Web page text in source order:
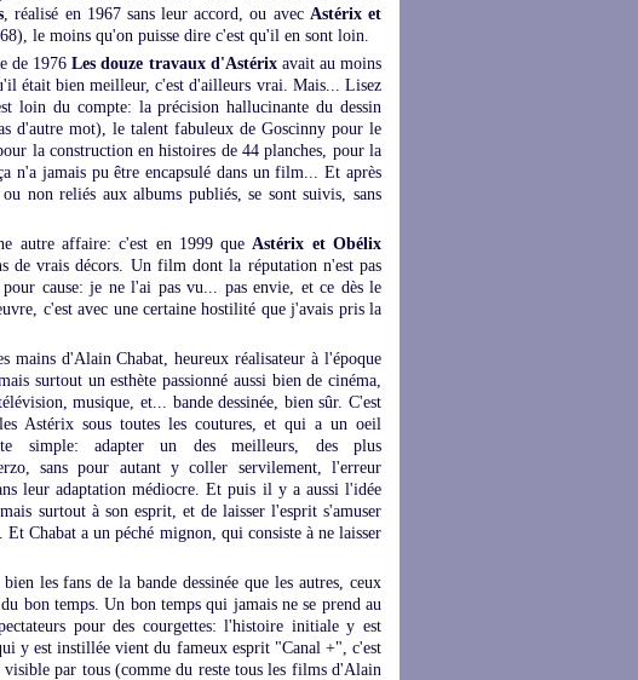
, réalisé en 1967 sans leur accord, ou avec Astérix et
le moins qu'on puisse dire c'est qu'il en sont loin.
de 1976Les douze travaux d'Astérixavait au moins
était bien meilleur, c'est d'ailleurs vrai. Mais... Lisez
loin du compte: la précision hallucinante du dessin
d'autre mot), le talent fabuleux de Goscinny pour le
la construction en histoires de 44 planches, pour la
n'a jamais pu être encapsulé dans un film... Et après
non reliés aux albums publiés, se sont suivis, sans
autre affaire: c'est en 1999 queAstérix et Obélix
de vrais décors. Un film dont la réputation n'est pas
cause: je ne l'ai pas vu... pas envie, et ce dès le
c'est avec une certaine hostilité que j'avais pris la
mains d'Alain Chabat, heureux réalisateur à l'époque
surtout un esthète passionné aussi bien de cinéma,
musique, et... bande dessinée, bien sûr. C'est
Astérix sous toutes les coutures, et qui a un oeil
simple: adapter un des meilleurs, des plus
sans pour autant y coller servilement, l'erreur
leur adaptation médiocre. Et puis il y a aussi l'idée
surtout à son esprit, et de laisser l'esprit s'amuser
Chabat a un péché mignon, qui consiste à ne laisser
les fans de la bande dessinée que les autres, ceux
bon temps. Un bon temps qui jamais ne se prend au
pour des courgettes: l'histoire initiale y est
y est instillée vient du fameux esprit "Canal +", c'est
visible par tous (comme du reste tous les films d'Alain